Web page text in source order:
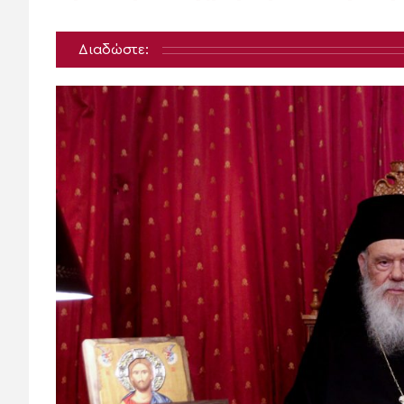
Διαδώστε: